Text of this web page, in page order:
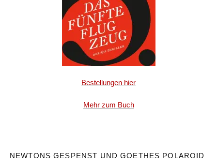
Bestellungen hier
Mehr zum Buch
NEWTONS GESPENST UND GOETHES POLAROID